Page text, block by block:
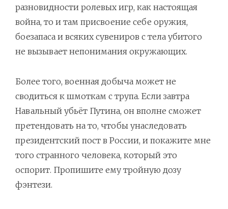
разновидности ролевых игр, как настоящая
война, то и там присвоение себе оружия,
боезапаса и всяких сувениров с тела убитого
не вызывает непонимания окружающих.
Более того, военная добыча может не
сводиться к шмоткам с трупа. Если завтра
Навальный убьёт Путина, он вполне сможет
претендовать на то, чтобы унаследовать
президентский пост в России, и покажите мне
того странного человека, который это
оспорит. Пропишите ему тройную дозу
фэнтези.